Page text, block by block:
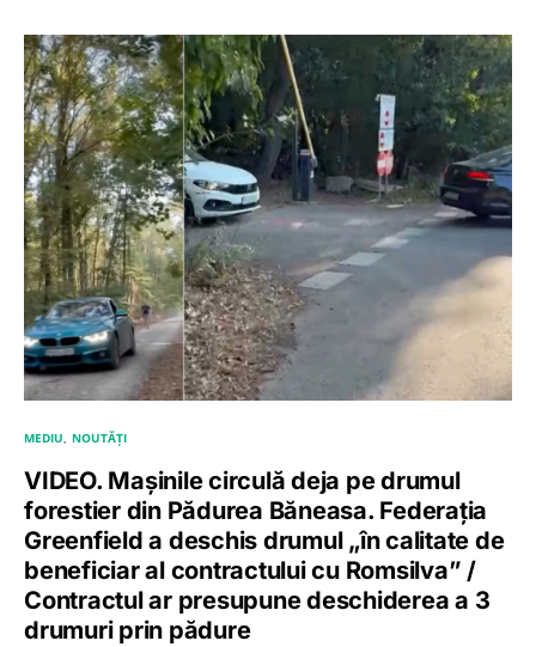
MEDIU NOUTĂȚI
VIDEO. Mașinile circulă deja pe drumul
forestier din Pădurea Băneasa. Federația
Greenfield a deschis drumul „în calitate de
beneficiar al contractului cu Romsilva” /
Contractul ar presupune deschiderea a 3
drumuri prin pădure